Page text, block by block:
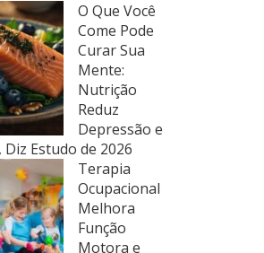
O Que Você
Come Pode
Curar Sua
Mente:
Nutrição
Reduz
Depressão e
Diz Estudo de 2026
Terapia
Ocupacional
Melhora
Função
Motora e